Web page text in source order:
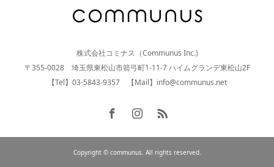
株式会社コミナス（Communus Inc.)
〒355-0028 埼玉県東松山市箭弓町1-11-7 ハイムグランデ東松山2F
【Tel】03-5843-9357 【Mail】info@communus.net
Copyright © communus. All rights reserved.